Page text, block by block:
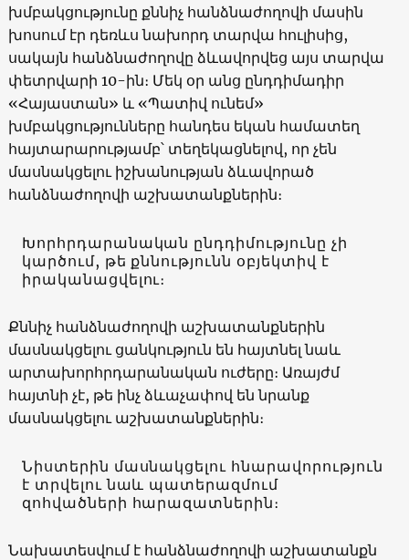
խմբակցությունը քննիչ հանձնաժողովի մասին
խոսում էր դեռևս նախորդ տարվա հուլիսից,
սակայն հանձնաժողովը ձևավորվեց այս տարվա
փետրվարի 10-ին։ Մեկ օր անց ընդդիմադիր
«Հայաստան» և «Պատիվ ունեմ»
խմբակցությունները հանդես եկան համատեղ
հայտարարությամբ՝ տեղեկացնելով, որ չեն
մասնակցելու իշխանության ձևավորած
հանձնաժողովի աշխատանքներին։
Խորհրդարանական ընդդիմությունը չի
կարծում, թե քննությունն օբյեկտիվ է
իրականացվելու։
Քննիչ հանձնաժողովի աշխատանքներին
մասնակցելու ցանկություն են հայտնել նաև
արտախորհրդարանական ուժերը։ Առայժմ
հայտնի չէ, թե ինչ ձևաչափով են նրանք
մասնակցելու աշխատանքներին։
Նիստերին մասնակցելու հնարավորություն
է տրվելու նաև պատերազմում
զոհվածների հարազատներին։
Նախատեսվում է հանձնաժողովի աշխատանքն